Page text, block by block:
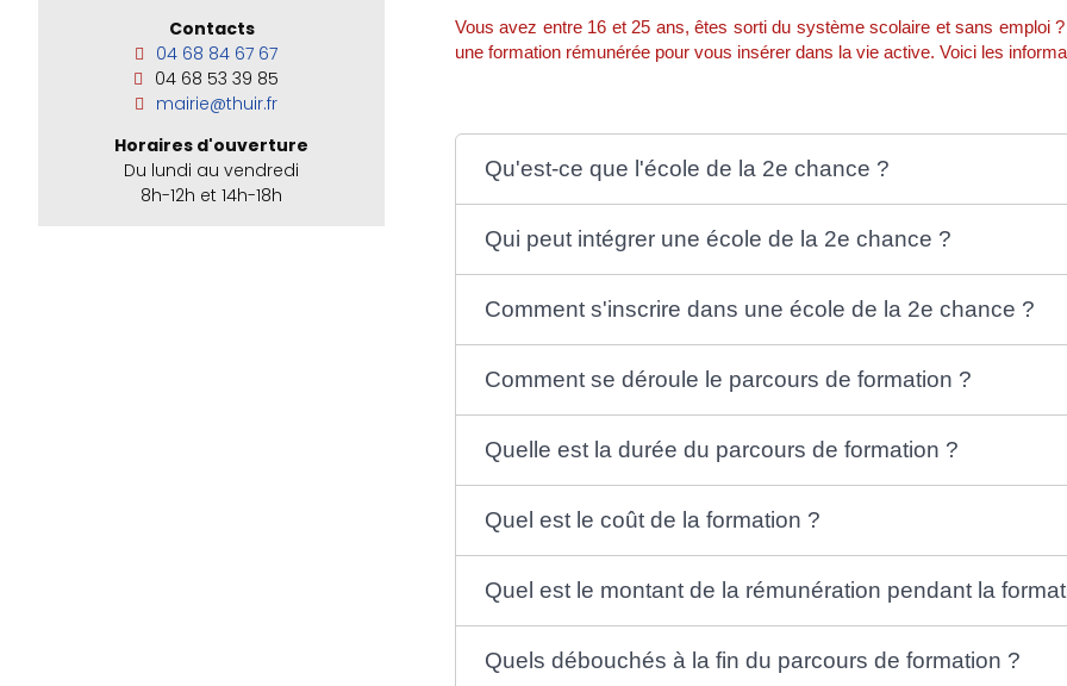
Contacts
04 68 84 67 67
04 68 53 39 85
mairie@thuir.fr
Horaires d'ouverture
Du lundi au vendredi
8h-12h et 14h-18h
Vous avez entre 16 et 25 ans, êtes sorti du système scolaire et sans emploi
une formation rémunérée pour vous insérer dans la vie active. Voici les
Qu'est-ce que l'école de la 2e chance ?
Qui peut intégrer une école de la 2e chance ?
Comment s'inscrire dans une école de la 2e chance ?
Comment se déroule le parcours de formation ?
Quelle est la durée du parcours de formation ?
Quel est le coût de la formation ?
Quel est le montant de la rémunération pendant la
Quels débouchés à la fin du parcours de formation ?